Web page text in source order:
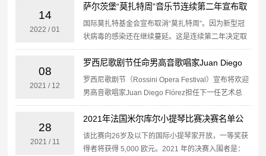
14
2022 / 01
萨尔茨堡“莫扎特周”音乐节连续第二年宣布取
消
国际莫扎特基金会宣布取消“莫扎特周”。因为新型冠
状病毒的感染还在继续蔓延。这是连续第二年决定取
消活动。 “莫扎特周”音乐节于每年1月27日-即作曲家
莫扎特诞辰日举行。2022年原定于1月27日至2月6...
08
2021 / 12
罗西尼歌剧节任命男高音歌唱家Juan Diego
Flórez为新一届艺术总监
罗西尼歌剧节（Rossini Opera Festival）宣布将欢迎
男高音歌唱家Juan Diego Flórez担任下一任艺术总
监。 任期将于2022年1月1日开始。 他成为了
Ernesto Pa...
28
2021 / 11
2021年法国米尔库尔小提琴比赛决赛名单公
布
该比赛向26岁及以下的国际小提琴家开放，一等奖获
得者将获得 5,000 欧元。2021 年的决赛入围者是：